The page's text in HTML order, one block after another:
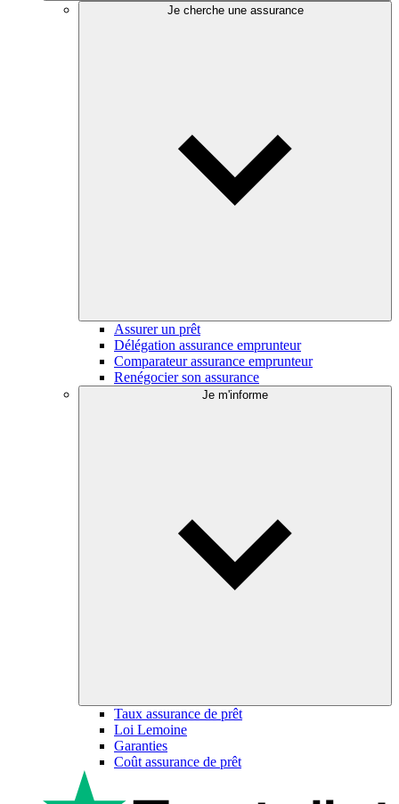
Je cherche une assurance
Assurer un prêt
Délégation assurance emprunteur
Comparateur assurance emprunteur
Renégocier son assurance
Je m'informe
Taux assurance de prêt
Loi Lemoine
Garanties
Coût assurance de prêt